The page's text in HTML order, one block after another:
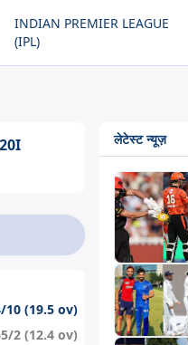
INDIAN PREMIER LEAGUE
(IPL)
10 (19.5 ov)
2 (12.4 ov)
लेटेस्ट न्यूज़